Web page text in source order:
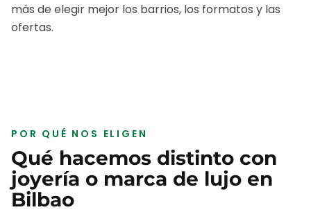
más de elegir mejor los barrios, los formatos y las
ofertas.
POR QUÉ NOS ELIGEN
Qué hacemos distinto con
joyería o marca de lujo en
Bilbao